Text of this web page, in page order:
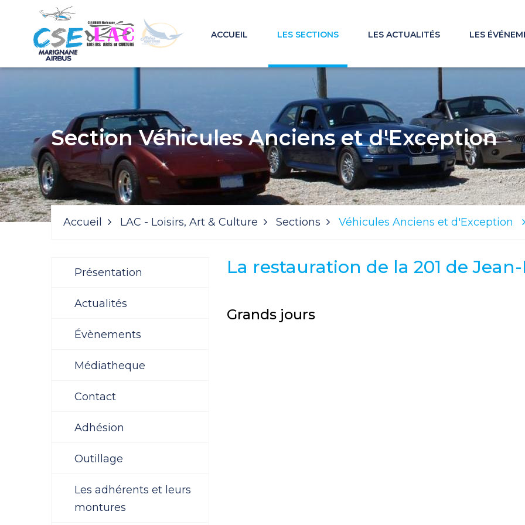
ACCUEIL LES SECTIONS LES ACTUALITÉS LES
Section Véhicules Anciens et d'Exception
Accueil LAC - Loisirs, Art & Culture Sections Véhicules Anciens et d'Exception
Présentation
Actualités
Évènements
Médiatheque
Contact
Adhésion
Outillage
Les adhérents et leurs
montures
La restauration de la 201 de
Grands jours